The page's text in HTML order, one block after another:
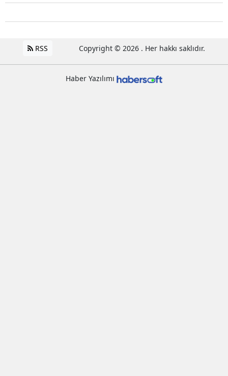
RSS Copyright © 2026 . Her hakkı saklıdır.
Haber Yazılımı